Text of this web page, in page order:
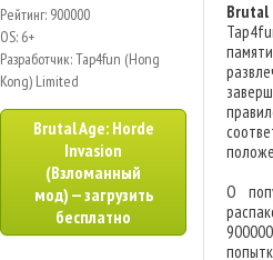
Рейтинг: 900000
OS: 6+
Разработчик: Tap4fun (Hong
Kong) Limited
Brutal Age: Horde
Invasion
(Взломанный
мод) — загрузить
бесплатно
Brutal
О